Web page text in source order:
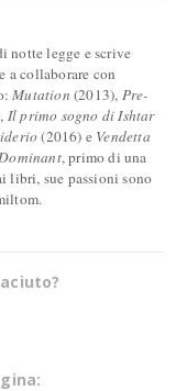
notte legge e scrive
a collaborare con
Mutation (2013), Pre-
Il primo sogno di Ishtar
(2016) e Vendetta
, primo di una
libri, sue passioni sono